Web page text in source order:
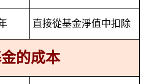
直接從基金淨值中扣除
的成本